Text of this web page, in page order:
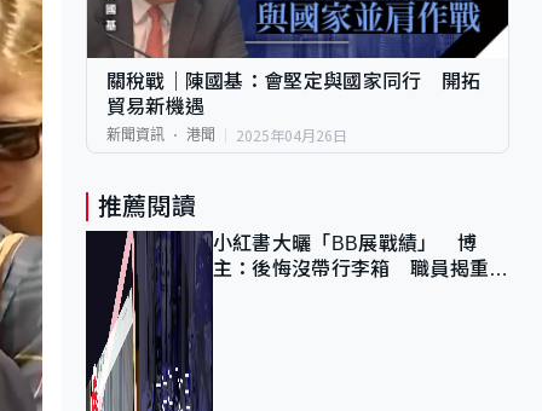
關稅戰｜陳國基：會堅定與國家同行 開拓
貿易新機遇
新聞資訊 港聞 2025年04月26日
推薦閱讀
小紅書大曬「BB展戰績」 博
主：後悔沒帶行李箱 職員揭重複